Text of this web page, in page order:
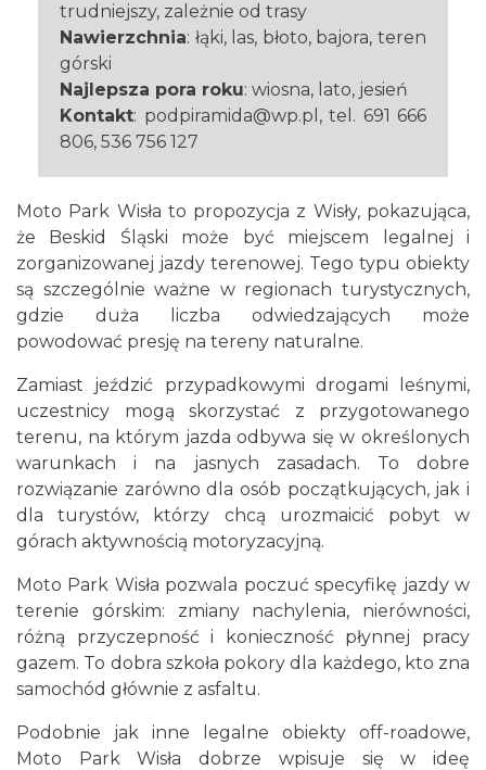
trudniejszy, zależnie od trasy
Nawierzchnia: łąki, las, błoto, bajora, teren
górski
Najlepsza pora roku: wiosna, lato, jesień
Kontakt: podpiramida@wp.pl, tel. 691 666
806, 536 756 127
Moto Park Wisła to propozycja z Wisły, pokazująca,
że Beskid Śląski może być miejscem legalnej i
zorganizowanej jazdy terenowej. Tego typu obiekty
są szczególnie ważne w regionach turystycznych,
gdzie duża liczba odwiedzających może
powodować presję na tereny naturalne.
Zamiast jeździć przypadkowymi drogami leśnymi,
uczestnicy mogą skorzystać z przygotowanego
terenu, na którym jazda odbywa się w określonych
warunkach i na jasnych zasadach. To dobre
rozwiązanie zarówno dla osób początkujących, jak i
dla turystów, którzy chcą urozmaicić pobyt w
górach aktywnością motoryzacyjną.
Moto Park Wisła pozwala poczuć specyfikę jazdy w
terenie górskim: zmiany nachylenia, nierówności,
różną przyczepność i konieczność płynnej pracy
gazem. To dobra szkoła pokory dla każdego, kto zna
samochód głównie z asfaltu.
Podobnie jak inne legalne obiekty off-roadowe,
Moto Park Wisła dobrze wpisuje się w ideę